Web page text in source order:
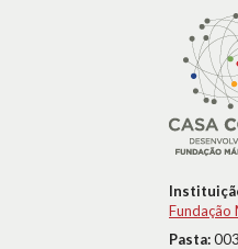
Fundação
Pasta: